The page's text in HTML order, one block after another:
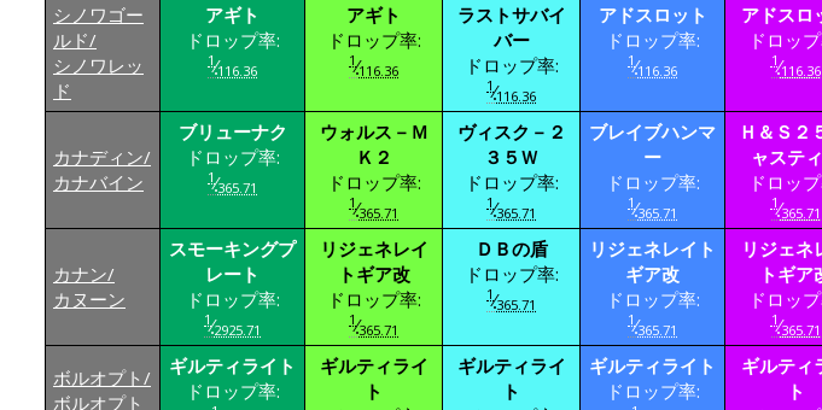
シノワゴー
ルド/
シノワレッ
ド
アギト
ドロップ率:
1⁄116.36
アギト
ドロップ率:
1⁄116.36
ラストサバイ
バー
ドロップ率:
1⁄116.36
アドスロット
ドロップ率:
1⁄116.36
アドスロ
ドロッ
1⁄116.36
カナディン/
カナバイン
ブリューナク
ドロップ率:
1⁄365.71
ウォルス－Ｍ
Ｋ２
ドロップ率:
1⁄365.71
ヴィスク－２
３５Ｗ
ドロップ率:
1⁄365.71
ブレイブハンマ
ー
ドロップ率:
1⁄365.71
Ｈ＆Ｓ２
ャステ
ドロッ
1⁄365.71
カナン/
カヌーン
スモーキングプ
レート
ドロップ率:
1⁄2925.71
リジェネレイ
トギア改
ドロップ率:
1⁄365.71
ＤＢの盾
ドロップ率:
1⁄365.71
リジェネレイト
ギア改
ドロップ率:
1⁄365.71
リジェネ
トギア
ドロッ
1⁄365.71
ボルオプト/
ボルオプト
ギルティライト
ドロップ率:
ギルティライ
ト
ギルティライ
ト
ギルティライト
ドロップ率:
ギルティ
ト